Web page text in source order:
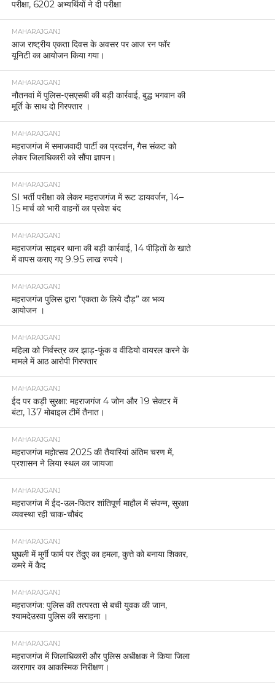
परीक्षा, 6202 अभ्यर्थियों ने दी परीक्षा
MAHARAJGANJ
आज राष्ट्रीय एकता दिवस के अवसर पर आज रन फॉर
यूनिटी का आयोजन किया गया।
MAHARAJGANJ
नौतनवां में पुलिस-एसएसबी की बड़ी कार्रवाई, बुद्ध भगवान की
मूर्ति के साथ दो गिरफ्तार ।
MAHARAJGANJ
महराजगंज में समाजवादी पार्टी का प्रदर्शन, गैस संकट को
लेकर जिलाधिकारी को सौंपा ज्ञापन।
MAHARAJGANJ
SI भर्ती परीक्षा को लेकर महराजगंज में रूट डायवर्जन, 14–
15 मार्च को भारी वाहनों का प्रवेश बंद
MAHARAJGANJ
महराजगंज साइबर थाना की बड़ी कार्रवाई, 14 पीड़ितों के खाते
में वापस कराए गए 9.95 लाख रुपये।
MAHARAJGANJ
महराजगंज पुलिस द्वारा “एकता के लिये दौड़” का भव्य
आयोजन ।
MAHARAJGANJ
महिला को निर्वस्त्र कर झाड़-फूंक व वीडियो वायरल करने के
मामले में आठ आरोपी गिरफ्तार
MAHARAJGANJ
ईद पर कड़ी सुरक्षा: महराजगंज 4 जोन और 19 सेक्टर में
बंटा, 137 मोबाइल टीमें तैनात।
MAHARAJGANJ
महराजगंज महोत्सव 2025 की तैयारियां अंतिम चरण में,
प्रशासन ने लिया स्थल का जायजा
MAHARAJGANJ
महराजगंज में ईद-उल-फितर शांतिपूर्ण माहौल में संपन्न, सुरक्षा
व्यवस्था रही चाक-चौबंद
MAHARAJGANJ
घुघली में मुर्गी फार्म पर तेंदुए का हमला, कुत्ते को बनाया शिकार,
कमरे में कैद
MAHARAJGANJ
महराजगंज: पुलिस की तत्परता से बची युवक की जान,
श्यामदेउरवा पुलिस की सराहना ।
MAHARAJGANJ
महराजगंज में जिलाधिकारी और पुलिस अधीक्षक ने किया जिला
कारागार का आकस्मिक निरीक्षण।